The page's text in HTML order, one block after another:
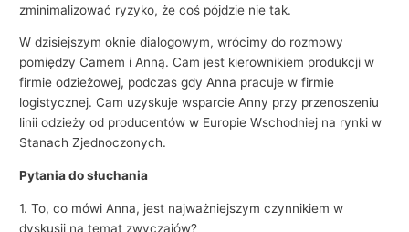
zminimalizować ryzyko, że coś pójdzie nie tak.
W dzisiejszym oknie dialogowym, wrócimy do rozmowy
pomiędzy Camem i Anną. Cam jest kierownikiem produkcji w
firmie odzieżowej, podczas gdy Anna pracuje w firmie
logistycznej. Cam uzyskuje wsparcie Anny przy przenoszeniu
linii odzieży od producentów w Europie Wschodniej na rynki w
Stanach Zjednoczonych.
Pytania do słuchania
1. To, co mówi Anna, jest najważniejszym czynnikiem w
dyskusji na temat zwyczajów?